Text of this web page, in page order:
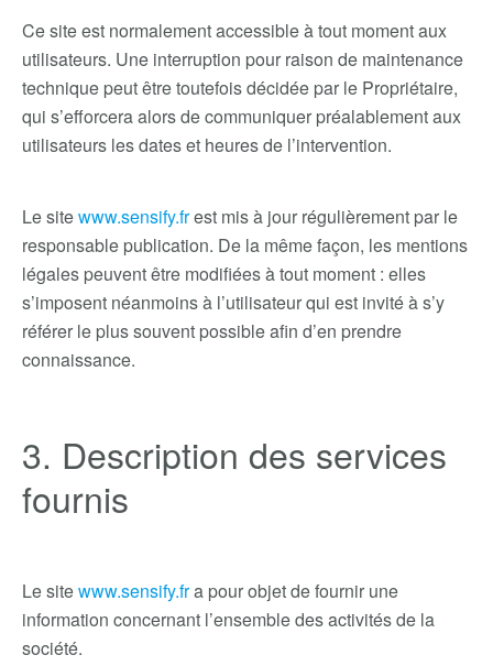
Ce site est normalement accessible à tout moment aux
utilisateurs. Une interruption pour raison de maintenance
technique peut être toutefois décidée par le Propriétaire,
qui s’efforcera alors de communiquer préalablement aux
utilisateurs les dates et heures de l’intervention.
Le sitewww.sensify.frest mis à jour régulièrement par le
responsable publication. De la même façon, les mentions
légales peuvent être modifiées à tout moment : elles
s’imposent néanmoins à l’utilisateur qui est invité à s’y
référer le plus souvent possible afin d’en prendre
connaissance.
3. Description des services
fournis
Le sitewww.sensify.fra pour objet de fournir une
information concernant l’ensemble des activités de la
société.